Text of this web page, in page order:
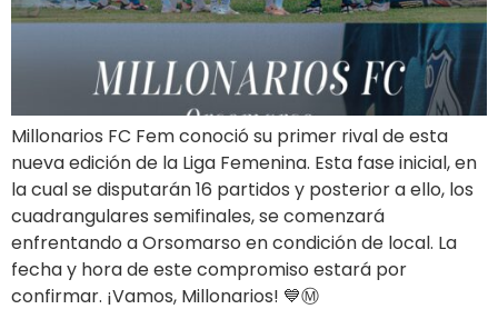
Millonarios FC Fem conoció su primer rival de esta
nueva edición de la Liga Femenina. Esta fase inicial, en
la cual se disputarán 16 partidos y posterior a ello, los
cuadrangulares semifinales, se comenzará
enfrentando a Orsomarso en condición de local. La
fecha y hora de este compromiso estará por
confirmar. ¡Vamos, Millonarios! 💙Ⓜ️